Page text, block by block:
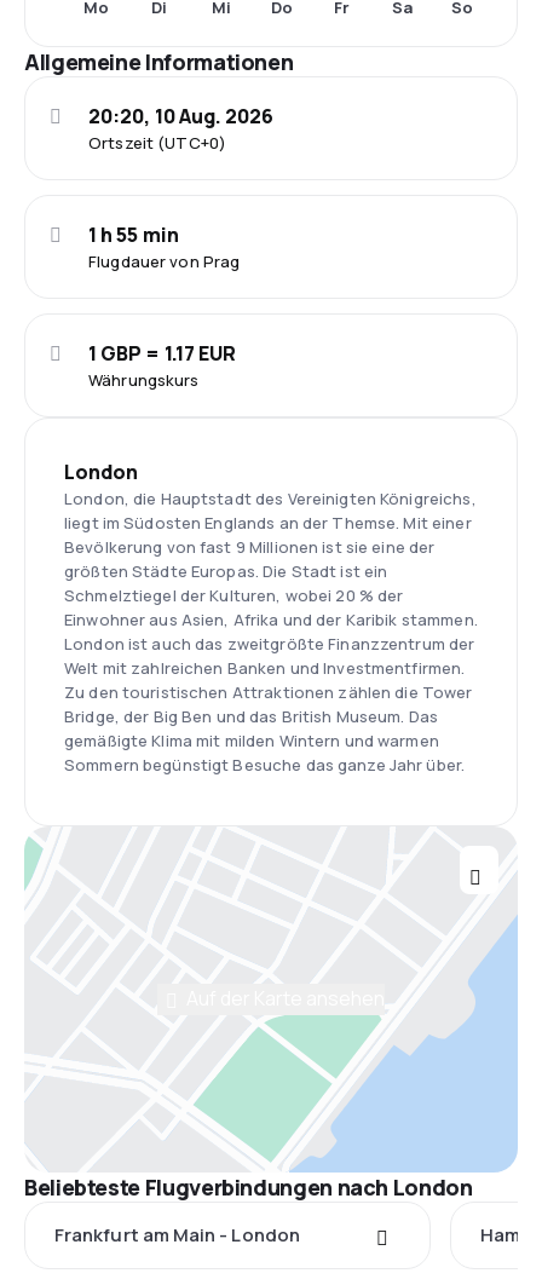
Mo Di Mi Do Fr Sa So
Allgemeine Informationen
Ortszeit (UTC+0)
20:20, 10 Aug. 2026
Flugdauer von Prag
1 h 55 min
Währungskurs
1 GBP = 1.17 EUR
London
London, die Hauptstadt des Vereinigten Königreichs,
liegt im Südosten Englands an der Themse. Mit einer
Bevölkerung von fast 9 Millionen ist sie eine der
größten Städte Europas. Die Stadt ist ein
Schmelztiegel der Kulturen, wobei 20 % der
Einwohner aus Asien, Afrika und der Karibik stammen.
London ist auch das zweitgrößte Finanzzentrum der
Welt mit zahlreichen Banken und Investmentfirmen.
Zu den touristischen Attraktionen zählen die Tower
Bridge, der Big Ben und das British Museum. Das
gemäßigte Klima mit milden Wintern und warmen
Sommern begünstigt Besuche das ganze Jahr über.
Beliebteste Flugverbindungen nach London
Frankfurt am Main - London